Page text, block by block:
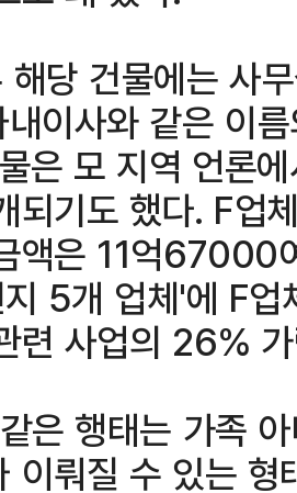
당 건물에는 사
이사와 같은 이
은 모 지역 언론
되기도 했다. F업
액은 11억67000
5개 업체'에 F
련 사업의 26%
은 행태는 가족
이뤄질 수 있는